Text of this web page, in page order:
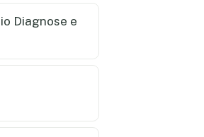
Diagnose e